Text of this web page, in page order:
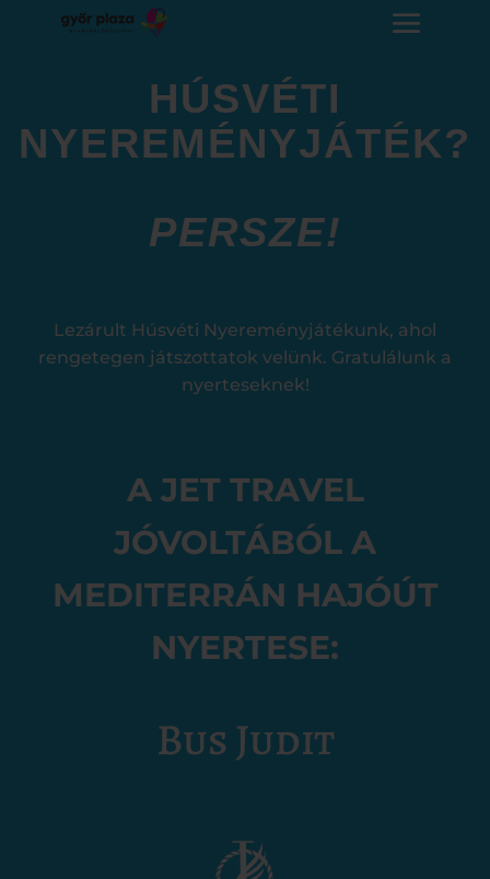
HÚSVÉTI
NYEREMÉNYJÁTÉK?
PERSZE!
Lezárult Húsvéti Nyereményjátékunk, ahol
rengetegen játszottatok velünk. Gratulálunk a
nyerteseknek!
A JET TRAVEL
JÓVOLTÁBÓL A
MEDITERRÁN HAJÓÚT
NYERTESE:
Bus Judit